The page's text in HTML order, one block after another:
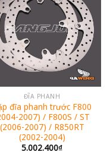
ĐĨA PHANH
đĩa phanh trước F800
2007) / F800S / ST
(2006-2007) / R850RT
(2002-2004)
5.002.400₫